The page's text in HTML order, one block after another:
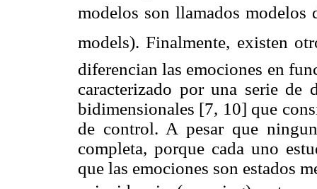
modelos son llamados modelos
models). Finalmente, existen
diferencian las emociones en
caracterizado por una serie de
bidimensionales [7, 10] que
de control. A pesar que
completa, porque cada uno
que las emociones son estados